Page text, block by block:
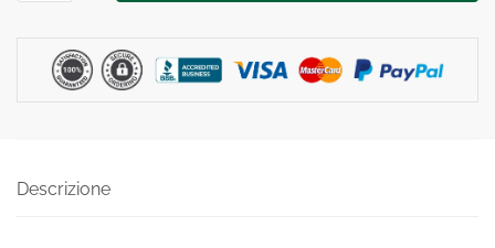
quantità
Descrizione